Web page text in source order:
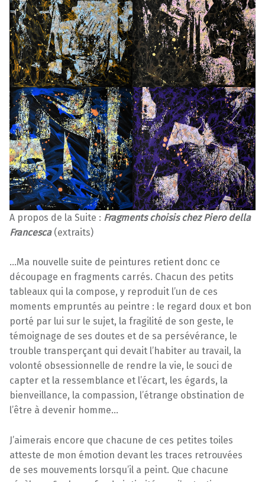
A propos de la Suite : Fragments choisis chez Piero della
Francesca(extraits)
…Ma nouvelle suite de peintures retient donc ce
découpage en fragments carrés. Chacun des petits
tableaux qui la compose, y reproduit l’un de ces
moments empruntés au peintre : le regard doux et bon
porté par lui sur le sujet, la fragilité de son geste, le
témoignage de ses doutes et de sa persévérance, le
trouble transperçant qui devait l’habiter au travail, la
volonté obsessionnelle de rendre la vie, le souci de
capter et la ressemblance et l’écart, les égards, la
bienveillance, la compassion, l’étrange obstination de
l’être à devenir homme…
J’aimerais encore que chacune de ces petites toiles
atteste de mon émotion devant les traces retrouvées
de ses mouvements lorsqu’il a peint. Que chacune